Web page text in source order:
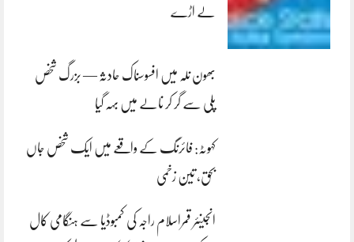
لے اڑے
بھون نلہ میں افسوسناک حادثہ — بزرگ شخص
پلی سے گر کر نالے میں بہہ گیا
کہوٹہ: فائرنگ کے واقعے میں ایک شخص جاں
بحق، تین زخمی
انجینئر قمراسلام راجہ کی کمبوڈیا سے ہنگامی کال